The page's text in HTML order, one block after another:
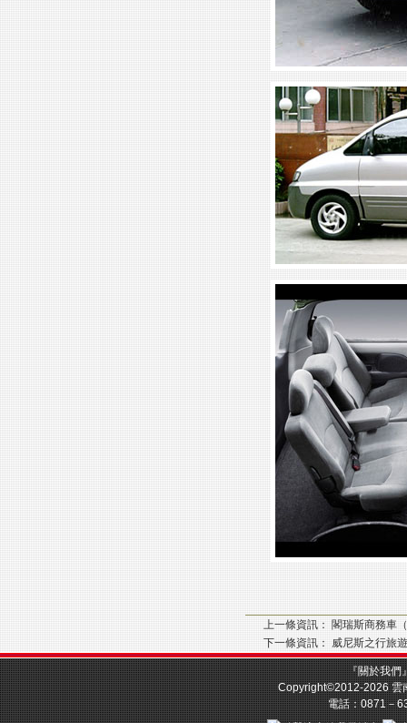
上一條資訊： 閣瑞斯商務車
下一條資訊： 威尼斯之行旅
『關於我們
Copyright©2012-2026雲
電話：0871－